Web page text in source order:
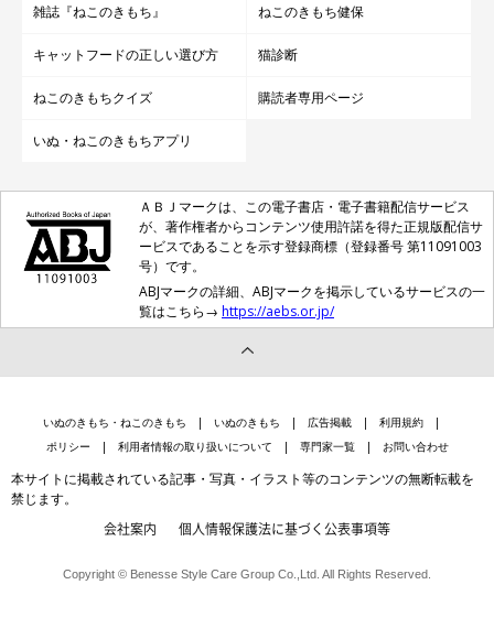
雑誌『ねこのきもち』 ねこのきもち健保
キャットフードの正しい選び方 猫診断
ねこのきもちクイズ 購読者専用ページ
いぬ・ねこのきもちアプリ
ＡＢＪマークは、この電子書店・電子書籍配信サービス
が、著作権者からコンテンツ使用許諾を得た正規版配信サ
ービスであることを示す登録商標（登録番号 第11091003
号）です。
ABJマークの詳細、ABJマークを掲示しているサービスの一
覧はこちら→ https://aebs.or.jp/
いぬのきもち・ねこのきもち いぬのきもち 広告掲載
利用規約
ポリシー
利用者情報の取り扱いについて 専門家一覧 お問い合わせ
本サイトに掲載されている記事・写真・イラスト等のコンテンツの無断転載を
禁じます。
会社案内 個人情報保護法に基づく公表事項等
Copyright © Benesse Style Care Group Co.,Ltd. All Rights Reserved.